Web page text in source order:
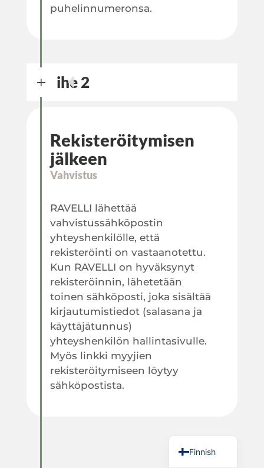
puhelinnumeronsa.
Vaihe 2
L
Rekisteröitymisen
jälkeen
Vahvistus
RAVELLI lähettää
vahvistussähköpostin
yhteyshenkilölle, että
rekisteröinti on vastaanotettu.
Kun RAVELLI on hyväksynyt
rekisteröinnin, lähetetään
toinen sähköposti, joka sisältää
kirjautumistiedot (salasana ja
käyttäjätunnus)
yhteyshenkilön hallintasivulle.
Myös linkki myyjien
rekisteröitymiseen löytyy
sähköpostista.
Finnish